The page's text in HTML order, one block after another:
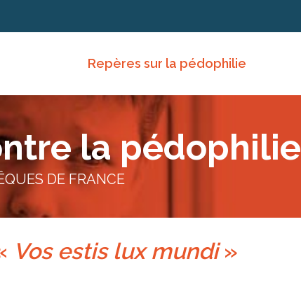
Repères sur la pédophilie
la pédophilie
DE FRANCE
Vos estis lux mundi»